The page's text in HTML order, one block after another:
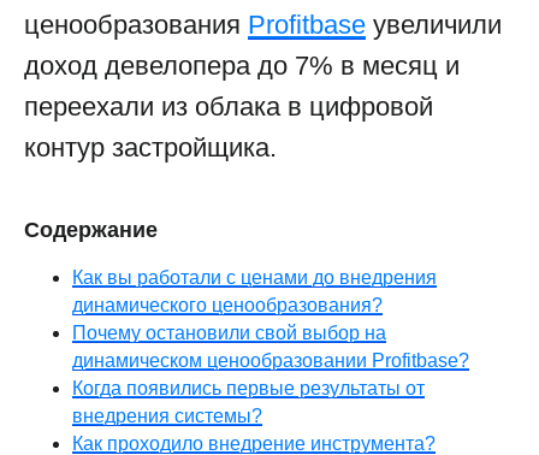
ценообразования Profitbase увеличили
доход девелопера до 7% в месяц и
переехали из облака в цифровой
контур застройщика.
Содержание
Как вы работали с ценами до внедрения
динамического ценообразования?
Почему остановили свой выбор на
динамическом ценообразовании Profitbase?
Когда появились первые результаты от
внедрения системы?
Как проходило внедрение инструмента?